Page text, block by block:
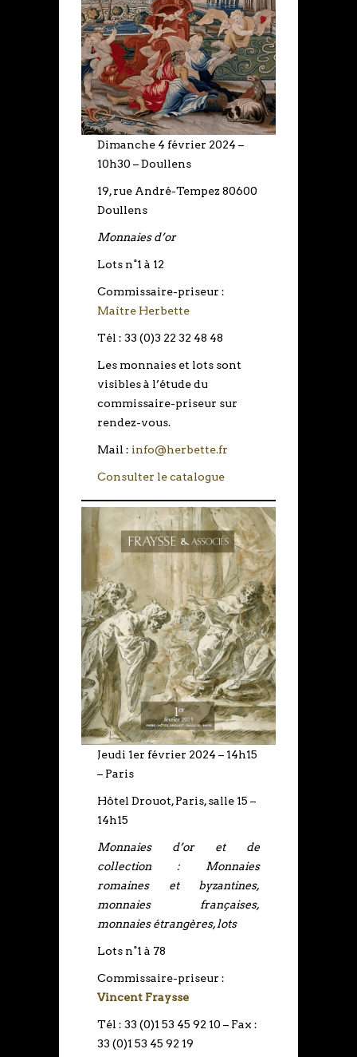
Dimanche 4 février 2024 –
10h30 – Doullens
19, rue André-Tempez 80600
Doullens
Monnaies d’or
Lots n°1 à 12
Commissaire-priseur :
Maître Herbette
Tél : 33 (0)3 22 32 48 48
Les monnaies et lots sont
visibles à l’étude du
commissaire-priseur sur
rendez-vous.
Mail : info@herbette.fr
Consulter le catalogue
Jeudi 1er février 2024 – 14h15
– Paris
Hôtel Drouot, Paris, salle 15 –
14h15
Monnaies d’or et de
collection : Monnaies
romaines et byzantines,
monnaies françaises,
monnaies étrangères, lots
Lots n°1 à 78
Commissaire-priseur :
Vincent Fraysse
Tél : 33 (0)1 53 45 92 10 – Fax :
33 (0)1 53 45 92 19